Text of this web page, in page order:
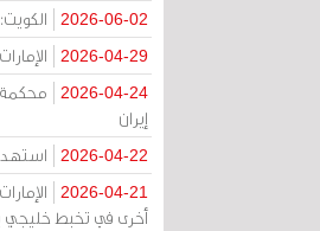
2026-06-02
2026-04-29
2026-04-24
إيران
2026-04-22
2026-04-21
أخرى في تخبط خليجي